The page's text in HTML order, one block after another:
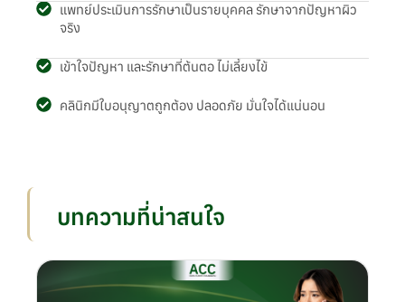
แพทย์ประเมินการรักษาเป็นรายบุคคล รักษาจากปัญหาผิว
จริง
เข้าใจปัญหา และรักษาที่ต้นตอ ไม่เลี้ยงไข้
คลินิกมีใบอนุญาตถูกต้อง ปลอดภัย มั่นใจได้แน่นอน
บทความที่น่าสนใจ